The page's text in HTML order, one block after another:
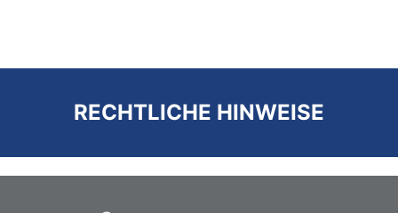
RECHTLICHE HINWEISE